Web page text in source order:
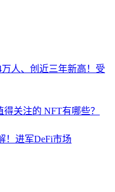
人、创近三年新高！受
关注的 NFT有哪些？
！进军DeFi市场